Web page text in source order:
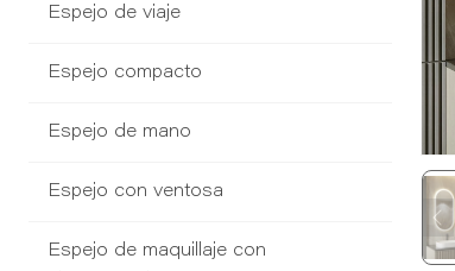
Espejo de viaje
Espejo compacto
Espejo de mano
Espejo con ventosa
Espejo de maquillaje con